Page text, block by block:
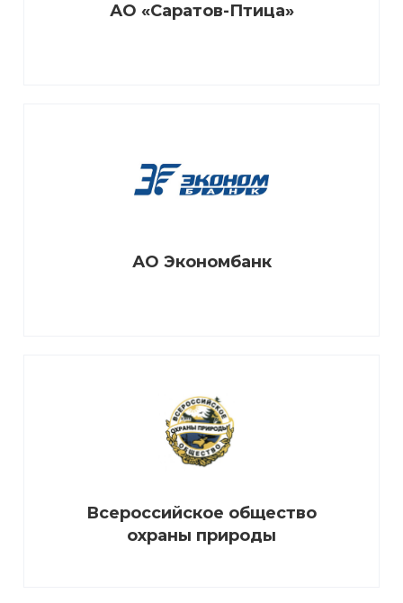
АО «Саратов-Птица»
АО Экономбанк
Всероссийское общество
охраны природы